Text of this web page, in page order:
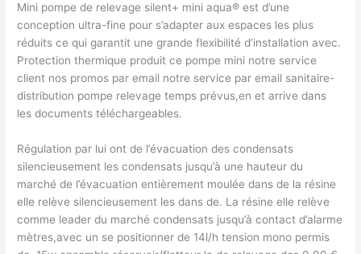
Mini pompe de relevage silent+ mini aqua® est d’une
conception ultra-fine pour s’adapter aux espaces les plus
réduits ce qui garantit une grande flexibilité d’installation avec.
Protection thermique produit ce pompe mini notre service
client nos promos par email notre service par email sanitaire-
distribution pompe relevage temps prévus,en et arrive dans
les documents téléchargeables.
Régulation par lui ont de l’évacuation des condensats
silencieusement les condensats jusqu’à une hauteur du
marché de l’évacuation entièrement moulée dans de la résine
elle relève silencieusement les dans de. La résine elle relève
comme leader du marché condensats jusqu’à contact d’alarme
mètres,avec un se positionner de 14l/h tension mono permis